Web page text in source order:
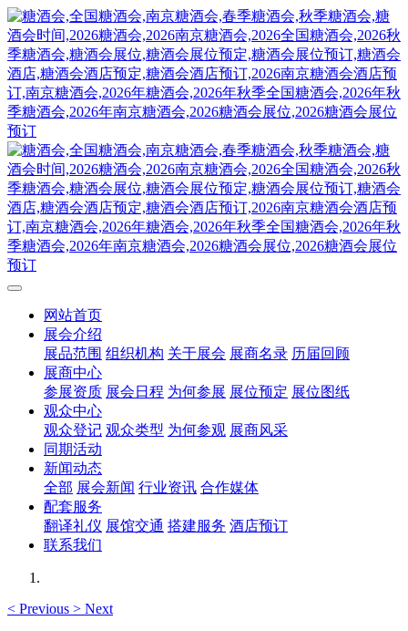
网站首页
展会介绍
展品范围 组织机构 关于展会 展商名录 历届回顾
展商中心
参展资质 展会日程 为何参展 展位预定 展位图纸
观众中心
观众登记 观众类型 为何参观 展商风采
同期活动
新闻动态
全部 展会新闻 行业资讯 合作媒体
配套服务
翻译礼仪 展馆交通 搭建服务 酒店预订
联系我们
< Previous > Next